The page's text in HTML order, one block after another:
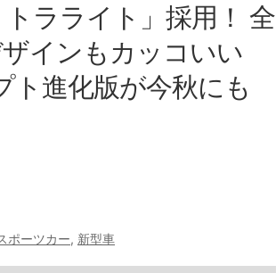
ラライト」採用！ 全
インもカッコいい
ト進化版が今秋にも
ポーツカー, 新型車